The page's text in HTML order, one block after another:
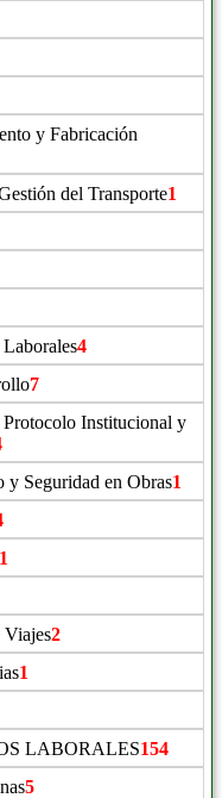
y Fabricación
del Transporte1
4
7
Institucional y
y Seguridad en Obras1
1
Viajes2
1
LABORALES154
5